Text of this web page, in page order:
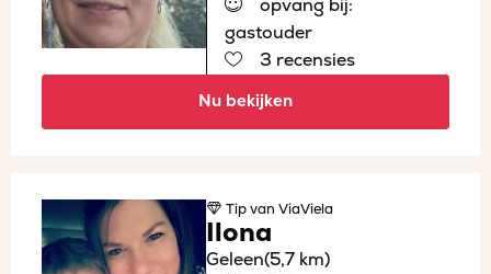
opvang bij:
gastouder
3 recensies
Nu bekijken
Tipvan ViaViela
Ilona
Geleen(5,7 km)